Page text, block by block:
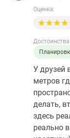
Оценка:
Достоинства
У друзей
метров
делать,
здесь
реально